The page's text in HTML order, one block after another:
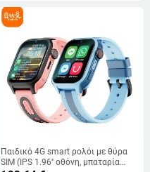
Παιδικό 4G smart ρολόι με θύρα
SIM (IPS 1.96'' οθόνη, μπαταρία